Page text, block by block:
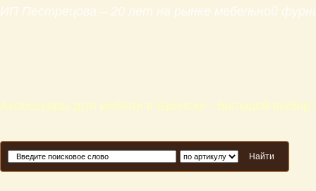
ИП Пестрецова – 20 лет на рынке мебельной
Аксессуары для мебели в Брянске - большой
Найти